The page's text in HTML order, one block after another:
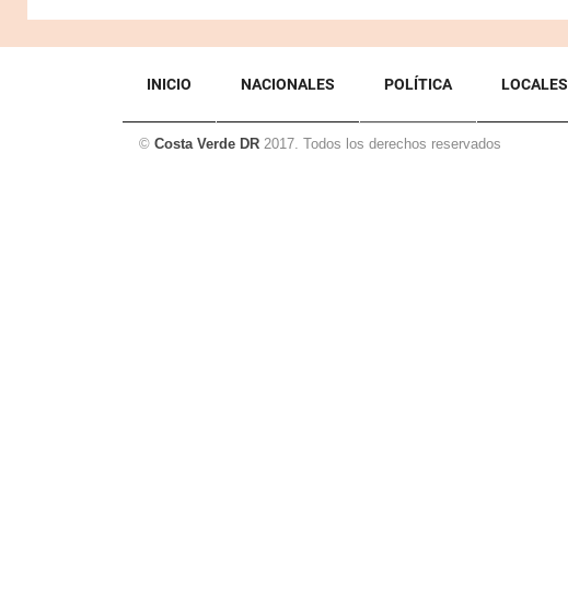
INICIO NACIONALES POLÍTICA LOCALES
© Costa Verde DR 2017. Todos los derechos reservados